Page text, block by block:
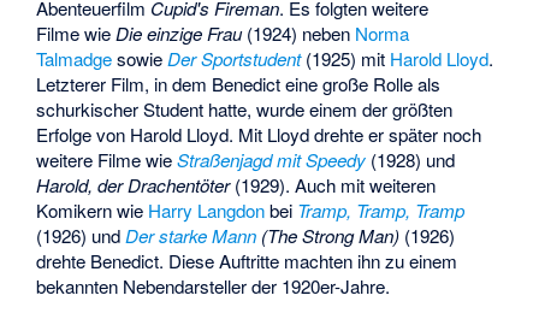
Abenteuerfilm Cupid's Fireman. Es folgten weitere
Filme wieDie einzige Frau(1924) neben Norma
TalmadgesowieDer Sportstudent(1925) mit Harold Lloyd.
Letzterer Film, in dem Benedict eine große Rolle als
schurkischer Student hatte, wurde einem der größten
Erfolge von Harold Lloyd. Mit Lloyd drehte er später noch
weitere Filme wieStraßenjagd mit Speedy (1928) und
Harold, der Drachentöter(1929). Auch mit weiteren
Komikern wie Harry Langdonbei Tramp, Tramp, Tramp
(1926) undDer starke Mann (The Strong Man) (1926)
drehte Benedict. Diese Auftritte machten ihn zu einem
bekannten Nebendarsteller der 1920er-Jahre.